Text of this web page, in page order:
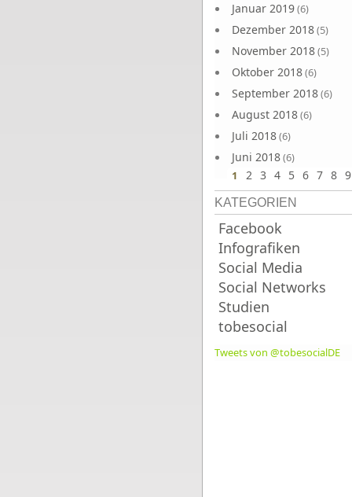
Januar 2019(6)
Dezember 2018(5)
November 2018(5)
Oktober 2018(6)
September 2018(6)
August 2018(6)
Juli 2018(6)
Juni 2018(6)
1 2 3 4 5 6 7 8 9
KATEGORIEN
Facebook
Infografiken
Social Media
Social Networks
Studien
tobesocial
Tweets von @tobesocialDE